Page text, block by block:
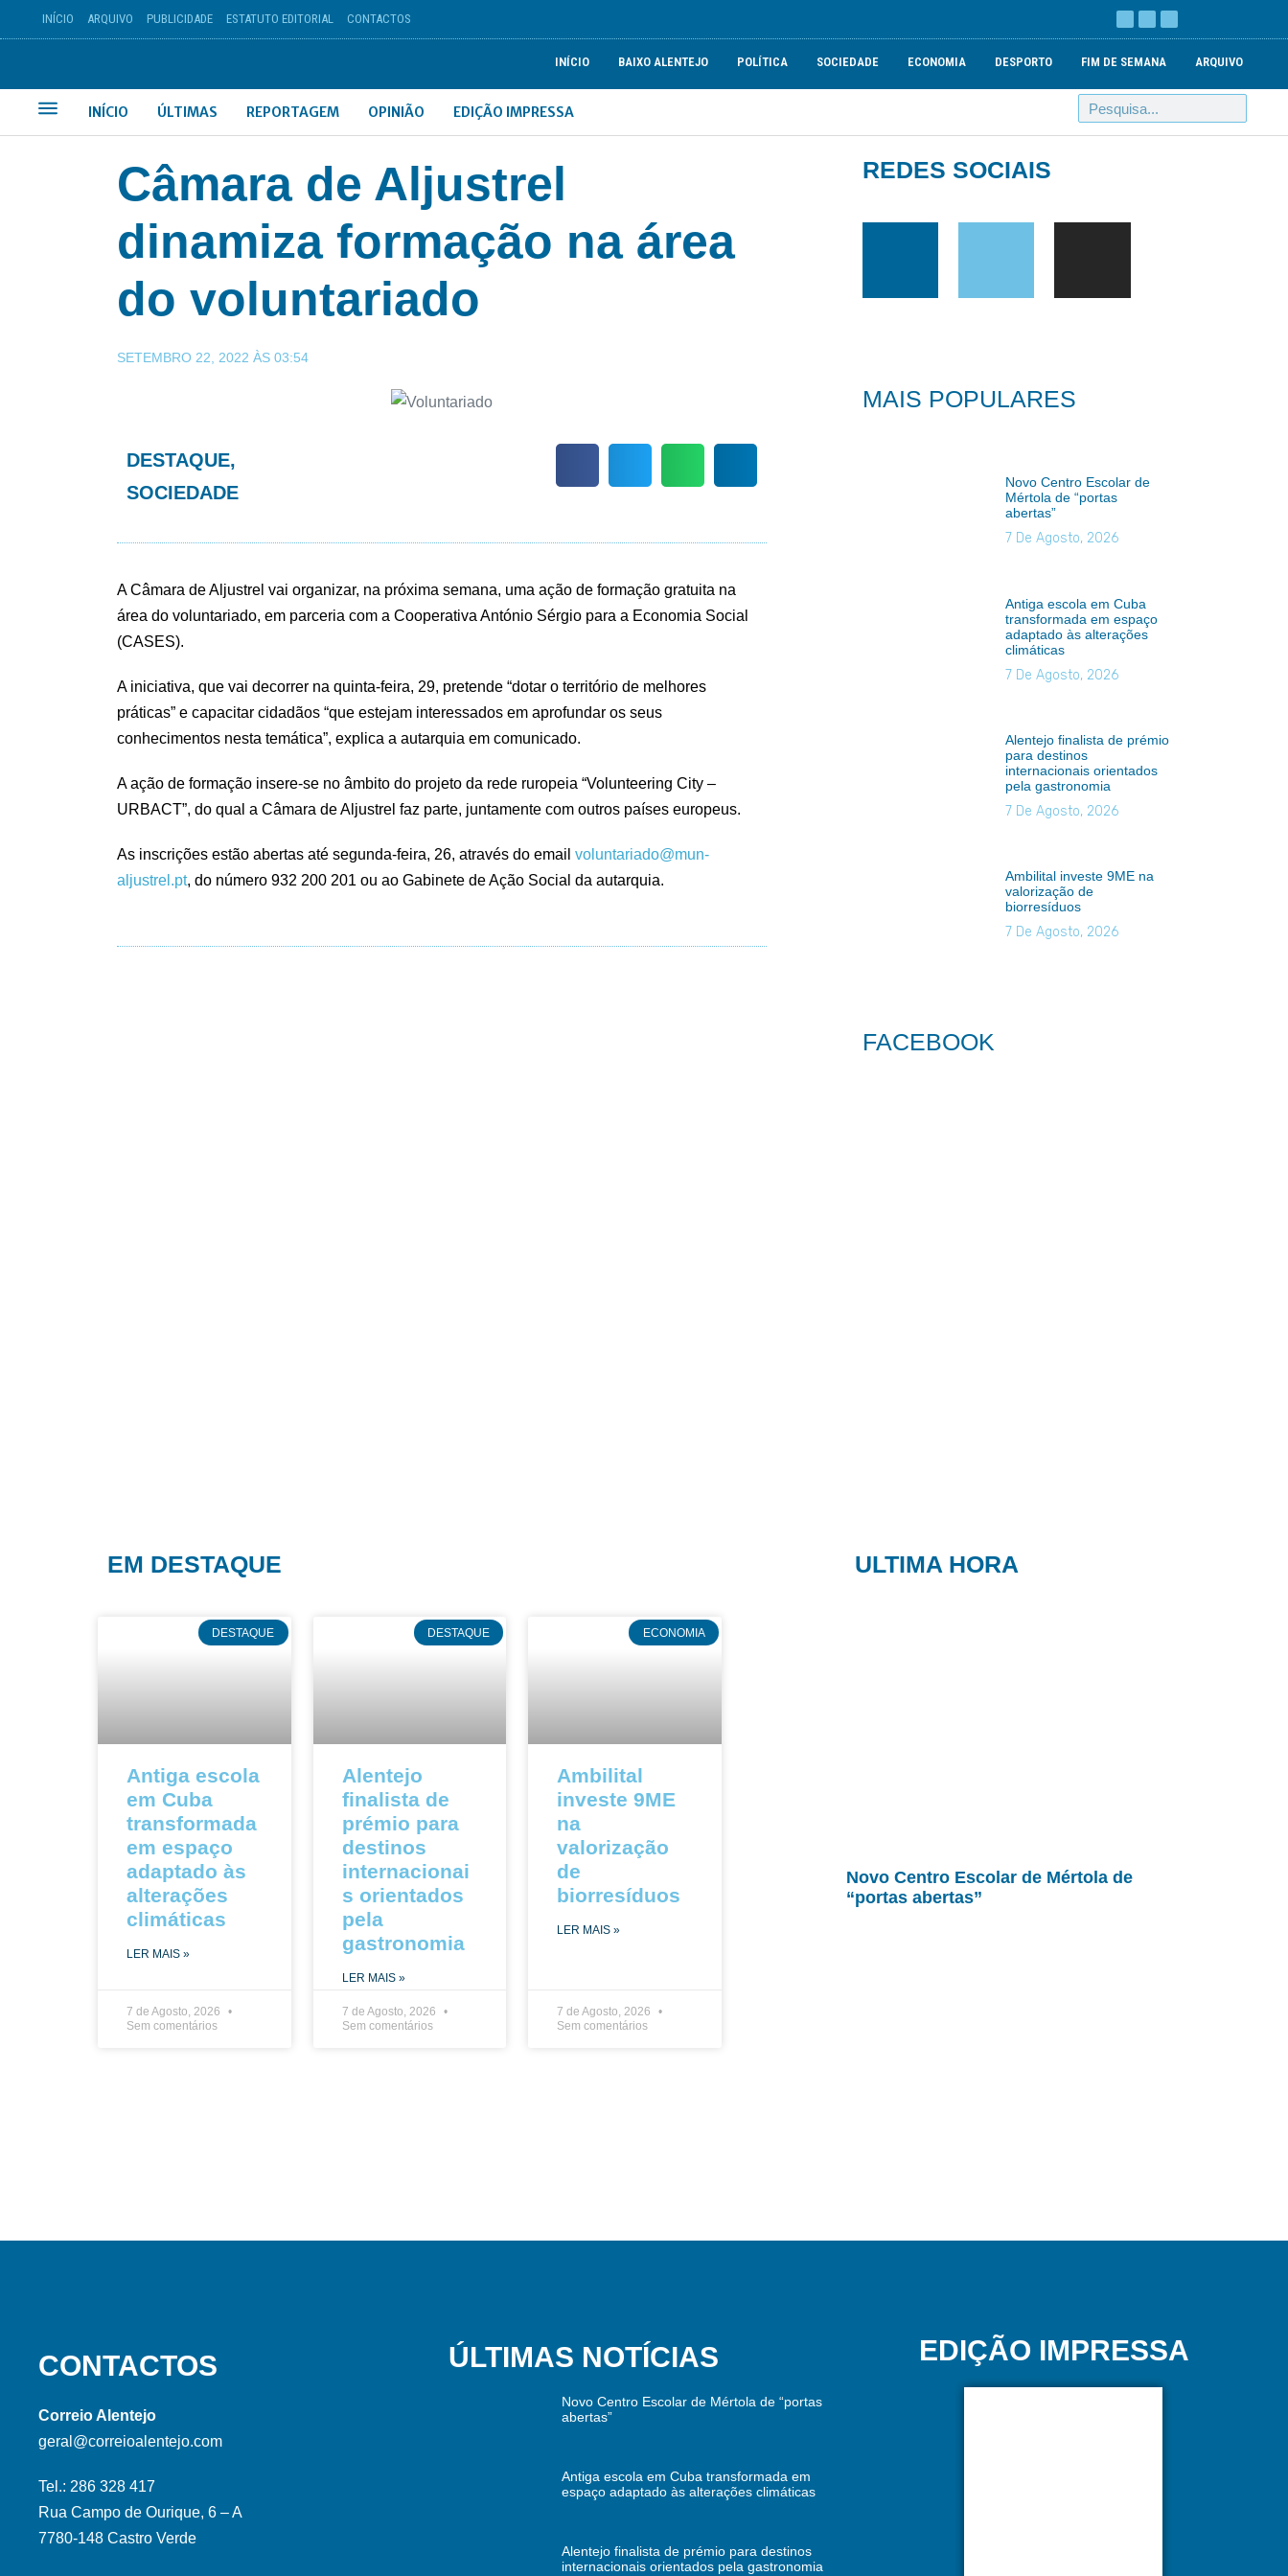
INÍCIO ARQUIVO PUBLICIDADE ESTATUTO EDITORIAL CONTACTOS
INÍCIO BAIXO ALENTEJO POLÍTICA SOCIEDADE ECONOMIA DESPORTO FIM DE SEMANA ARQUIVO
INÍCIO ÚLTIMAS REPORTAGEM OPINIÃO EDIÇÃO IMPRESSA
Câmara de Aljustrel
dinamiza formação na área
do voluntariado
SETEMBRO 22, 2022 ÀS 03:54
DESTAQUE,
SOCIEDADE
A Câmara de Aljustrel vai organizar, na próxima semana, uma ação de formação gratuita na
área do voluntariado, em parceria com a Cooperativa António Sérgio para a Economia Social
(CASES).
A iniciativa, que vai decorrer na quinta-feira, 29, pretende “dotar o território de melhores
práticas” e capacitar cidadãos “que estejam interessados em aprofundar os seus
conhecimentos nesta temática”, explica a autarquia em comunicado.
A ação de formação insere-se no âmbito do projeto da rede ruropeia “Volunteering City –
URBACT”, do qual a Câmara de Aljustrel faz parte, juntamente com outros países europeus.
As inscrições estão abertas até segunda-feira, 26, através do email voluntariado@mun-
aljustrel.pt, do número 932 200 201 ou ao Gabinete de Ação Social da autarquia.
REDES SOCIAIS
MAIS POPULARES
Novo Centro Escolar de
Mértola de “portas
abertas”
7 De Agosto, 2026
Antiga escola em Cuba
transformada em espaço
adaptado às alterações
climáticas
7 De Agosto, 2026
Alentejo finalista de prémio
para destinos
internacionais orientados
pela gastronomia
7 De Agosto, 2026
Ambilital investe 9ME na
valorização de
biorresíduos
7 De Agosto, 2026
FACEBOOK
EM DESTAQUE ULTIMA HORA
DESTAQUE
Antiga escola
em Cuba
transformada
em espaço
adaptado às
alterações
climáticas
LER MAIS »
7 de Agosto, 2026
Sem comentários
DESTAQUE
Alentejo
finalista de
prémio para
destinos
internacionai
s orientados
pela
gastronomia
LER MAIS »
7 de Agosto, 2026
Sem comentários
ECONOMIA
Ambilital
investe 9ME
na
valorização
de
biorresíduos
LER MAIS »
7 de Agosto, 2026
Sem comentários
Novo Centro Escolar de Mértola de
“portas abertas”
CONTACTOS
Correio Alentejo
geral@correioalentejo.com
Tel.: 286 328 417
Rua Campo de Ourique, 6 – A
7780-148 Castro Verde
ÚLTIMAS NOTÍCIAS
Novo Centro Escolar de Mértola de “portas
abertas”
Antiga escola em Cuba transformada em
espaço adaptado às alterações climáticas
Alentejo finalista de prémio para destinos
internacionais orientados pela gastronomia
EDIÇÃO IMPRESSA